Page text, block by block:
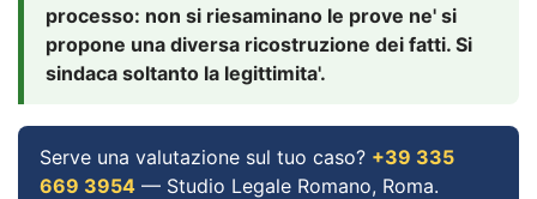
processo: non si riesaminano le prove ne' si
propone una diversa ricostruzione dei fatti. Si
sindaca soltanto la legittimita'.
Serve una valutazione sul tuo caso? +39 335
669 3954 — Studio Legale Romano, Roma.